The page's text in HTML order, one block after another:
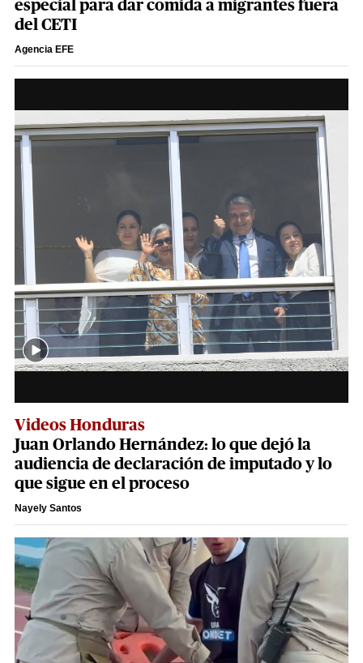
especial para dar comida a migrantes fuera
del CETI
Agencia EFE
Videos Honduras
Juan Orlando Hernández: lo que dejó la
audiencia de declaración de imputado y lo
que sigue en el proceso
Nayely Santos